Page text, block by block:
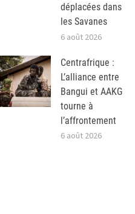
déplacées dans
les Savanes
6 août 2026
Centrafrique :
L’alliance entre
Bangui et AAKG
tourne à
l’affrontement
6 août 2026